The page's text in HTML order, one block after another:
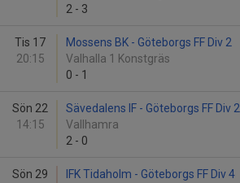
2 - 3
Tis 17
20:15
Mossens BK - Göteborgs FF Div 2
Valhalla 1 Konstgräs
0 - 1
Sön 22
14:15
Sävedalens IF - Göteborgs FF Div 2
Vallhamra
2 - 0
Sön 29
IFK Tidaholm - Göteborgs FF Div 4